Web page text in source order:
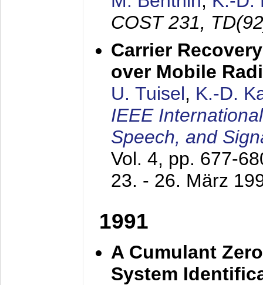
COST 231,
Carrier
over Mobile
U. Tuisel, K.-D.
IEEE
Speech, and
Vol. 4, pp. 677-
23. - 26. März
1991
A Cumulant
System